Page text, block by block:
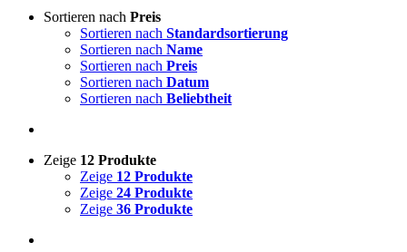
Sortieren nach Preis
Sortieren nach Standardsortierung
Sortieren nach Name
Sortieren nach Preis
Sortieren nach Datum
Sortieren nach Beliebtheit
Zeige 12 Produkte
Zeige 12 Produkte
Zeige 24 Produkte
Zeige 36 Produkte